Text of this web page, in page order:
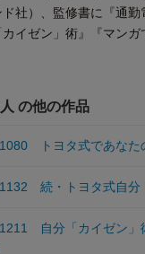
ド社）、監修書に『通
カイゼン」術』『マン
の他の作品
トヨタ式であなた
続・トヨタ式自分
自分「カイゼン」